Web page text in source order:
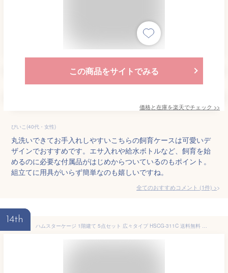
この商品をサイトでみる
価格と在庫を楽天でチェック >>
ぴいこ(40代・女性)
丸洗いできてお手入れしやすいこちらの飼育ケースは可愛いデ
ザインでおすすめです。エサ入れや給水ボトルなど、飼育を始
めるのに必要な付属品がはじめからついているのもポイント。
組立てに用具がいらず簡単なのも嬉しいですね。
全てのおすすめコメント (1件) >
14th
ハムスターケージ 1階建て 5点セット 広々タイプ HSCG-311C 送料無料 ハムスターゲージ まわし車 ハウス 給水ボトル・食器 ピンク ブルー ペット用品 飼育小屋 ねずみ 小動物 ハムスター飼育セット ハムスター小屋 お掃除 お手入れしやすい アイリスオーヤマ[2212SX]